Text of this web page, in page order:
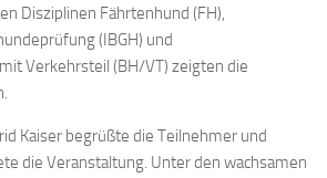
Disziplinen Fährtenhund (FH),
(IBGH) und
Verkehrsteil (BH/VT) zeigten die
Kaiser begrüßte die Teilnehmer und
die Veranstaltung. Unter den wachsamen